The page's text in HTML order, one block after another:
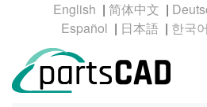
| |
|
|